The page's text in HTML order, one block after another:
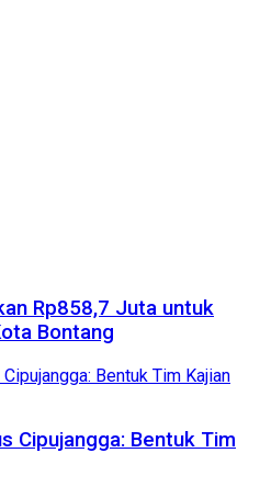
Rp858,7 Juta untuk
Bontang
Cipujangga: Bentuk Tim